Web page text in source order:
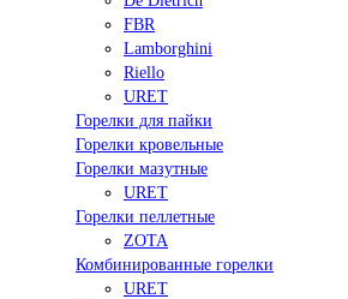
FBR
Lamborghini
Riello
URET
Горелки для пайки
Горелки кровельные
Горелки мазутные
URET
Горелки пеллетные
ZOTA
Комбинированные горелки
URET